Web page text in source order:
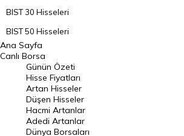
BIST 30 Hisseleri
BIST 50 Hisseleri
BIST 100 Hisseleri
En Çok Artan Hisseler
En Çok Düşen Hisseler
Hacmi Artanlar
Geçmiş Kapanışlar
Ana Sayfa
Canlı Borsa
Günün Özeti
Hisse Fiyatları
Artan Hisseler
Düşen Hisseler
Hacmi Artanlar
Adedi Artanlar
Dünya Borsaları